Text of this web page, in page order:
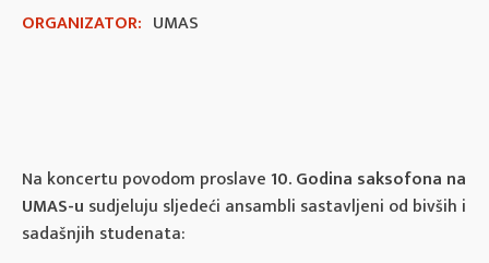
ORGANIZATOR: UMAS
Na koncertu povodom proslave10. Godina saksofona na
UMAS-u sudjeluju sljedeći ansambli sastavljeni od bivših i
sadašnjih studenata: